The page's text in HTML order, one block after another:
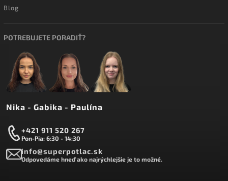
Blog
POTREBUJETE PORADIŤ?
Nika - Gabika - Paulína
+421 911 520 267
Pon-Pia: 6:30 - 14:30
info@superpotlac.sk
Odpovedáme hneď ako najrýchlejšie je to možné.